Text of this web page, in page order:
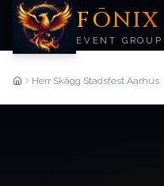
FŌNIX
EVENT GROUP
ForsideHerr Skägg Stadsfest Aarhus